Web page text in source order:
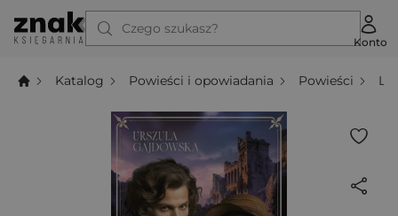
Czego szukasz?
Konto
Katalog Powieści i opowiadania Powieści